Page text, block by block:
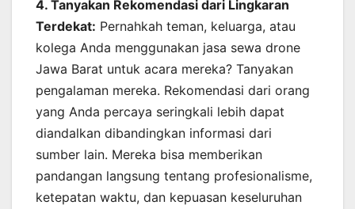
4. Tanyakan Rekomendasi dari Lingkaran
Terdekat: Pernahkah teman, keluarga, atau
kolega Anda menggunakan jasa sewa drone
Jawa Barat untuk acara mereka? Tanyakan
pengalaman mereka. Rekomendasi dari orang
yang Anda percaya seringkali lebih dapat
diandalkan dibandingkan informasi dari
sumber lain. Mereka bisa memberikan
pandangan langsung tentang profesionalisme,
ketepatan waktu, dan kepuasan keseluruhan